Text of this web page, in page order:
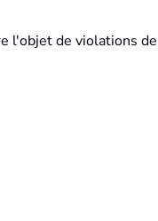
l'objet de violations